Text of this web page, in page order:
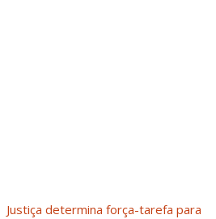
Justiça determina força-tarefa para